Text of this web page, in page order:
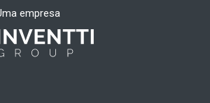
empresa